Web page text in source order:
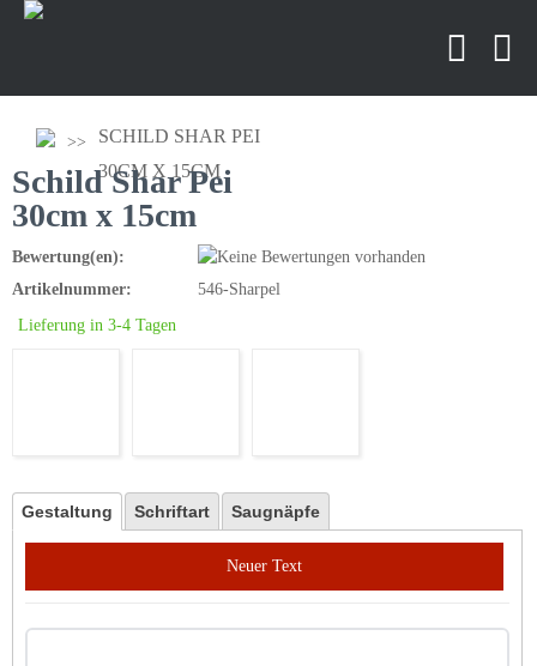
SCHILD SHAR PEI
30CM X 15CM
Schild Shar Pei
30cm x 15cm
Bewertung(en):
Artikelnummer:
546-Sharpel
Lieferung in 3-4 Tagen
Gestaltung Schriftart Saugnäpfe
Neuer Text